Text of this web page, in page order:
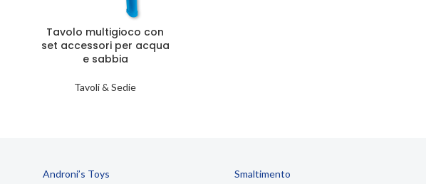
Tavolo multigioco con
set accessori per acqua
e sabbia
Tavoli & Sedie
Androni’s Toys
Smaltimento